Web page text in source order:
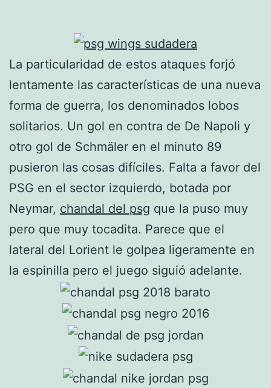
La particularidad de estos ataques forjó
lentamente las características de una nueva
forma de guerra, los denominados lobos
solitarios. Un gol en contra de De Napoli y
otro gol de Schmäler en el minuto 89
pusieron las cosas difíciles. Falta a favor del
PSG en el sector izquierdo, botada por
Neymar, chandal del psg que la puso muy
pero que muy tocadita. Parece que el
lateral del Lorient le golpea ligeramente en
la espinilla pero el juego siguió adelante.